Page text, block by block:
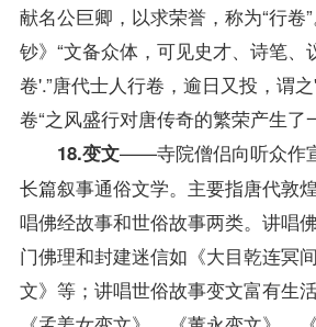
献名公巨卿，以求荣誉，称为“行卷
钞》“文备众体，可见史才、诗笔、
卷'.”唐代士人行卷，逾日又投，谓之
卷“之风盛行对唐传奇的繁荣产生了
18.变文——寺院僧侣向听众作
长篇叙事通俗文学。主要指唐代敦
唱佛经故事和世俗故事两类。讲唱
门佛理和封建迷信如《大目乾连冥
文》等；讲唱世俗故事变文富有生